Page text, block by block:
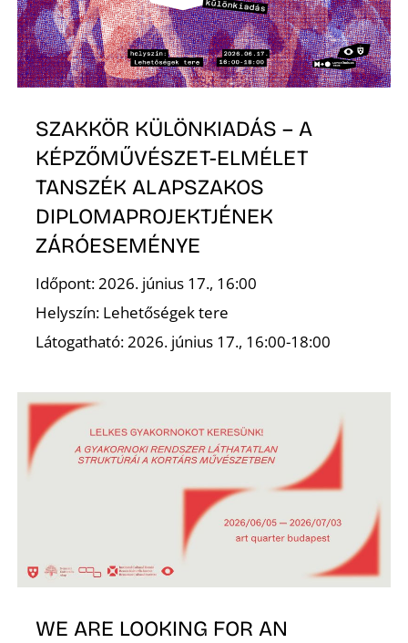
SZAKKÖR KÜLÖNKIADÁS – A
KÉPZŐMŰVÉSZET-ELMÉLET
TANSZÉK ALAPSZAKOS
DIPLOMAPROJEKTJÉNEK
ZÁRÓESEMÉNYE
Időpont: 2026. június 17., 16:00
Helyszín: Lehetőségek tere
Látogatható: 2026. június 17., 16:00-18:00
WE ARE LOOKING FOR AN